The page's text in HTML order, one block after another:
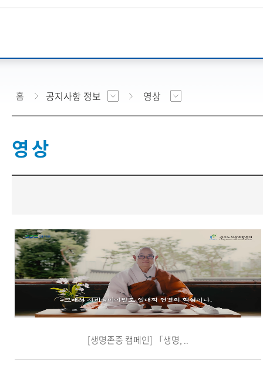
홈 공지사항 정보 영상
영 상
[생명존중 캠페인] 「생명, ..